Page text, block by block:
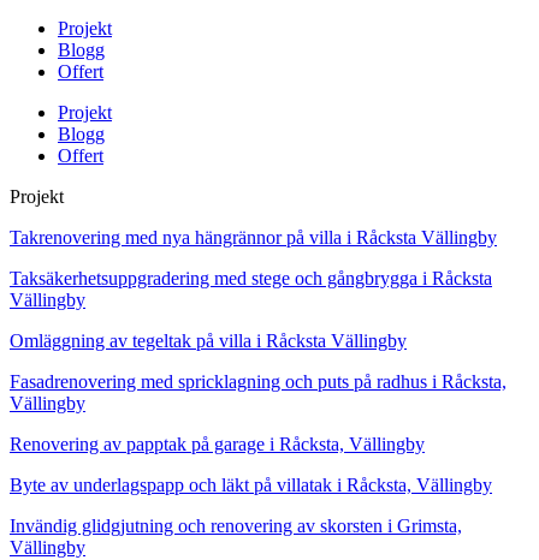
Projekt
Blogg
Offert
Projekt
Blogg
Offert
Projekt
Takrenovering med nya hängrännor på villa i Råcksta Vällingby
Taksäkerhetsuppgradering med stege och gångbrygga i Råcksta
Vällingby
Omläggning av tegeltak på villa i Råcksta Vällingby
Fasadrenovering med spricklagning och puts på radhus i Råcksta,
Vällingby
Renovering av papptak på garage i Råcksta, Vällingby
Byte av underlagspapp och läkt på villatak i Råcksta, Vällingby
Invändig glidgjutning och renovering av skorsten i Grimsta,
Vällingby